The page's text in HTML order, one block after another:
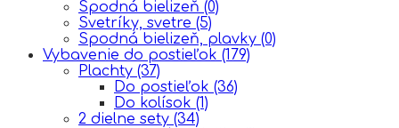
Spodná bielizeň (0)
Svetríky, svetre (5)
Spodná bielizeň, plavky (0)
Vybavenie do postieľok (179)
Plachty (37)
Do postieľok (36)
Do kolísok (1)
2 dielne sety (34)